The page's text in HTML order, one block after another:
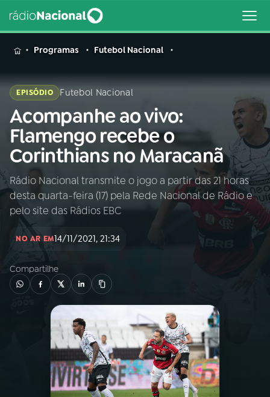
MENU
Buscar
na
Rádio
Nacional
Buscar
AO VIVO
PROGRAMAS
PODCASTS
Programas Futebol Nacional
EPISÓDIO Futebol Nacional
Acompanhe ao vivo:
Flamengo recebe o
Corinthians no Maracanã
Rádio Nacional transmite o jogo a partir das 21 horas
desta quarta-feira (17) pela Rede Nacional de Rádio e
pelo site das Rádios EBC
NO AR EM14/11/2021, 21:34
Compartilhe